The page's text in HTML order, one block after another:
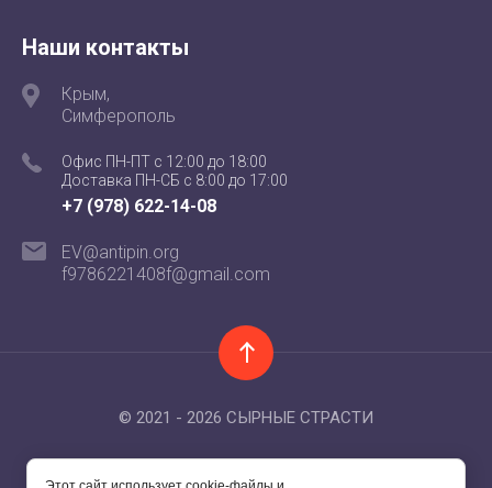
Наши контакты
Крым,
Симферополь
Офис ПН-ПТ с 12:00 до 18:00
Доставка ПН-СБ с 8:00 до 17:00
+7 (978) 622-14-08
EV@antipin.org
f9786221408f@gmail.com
© 2021 - 2026 СЫРНЫЕ СТРАСТИ